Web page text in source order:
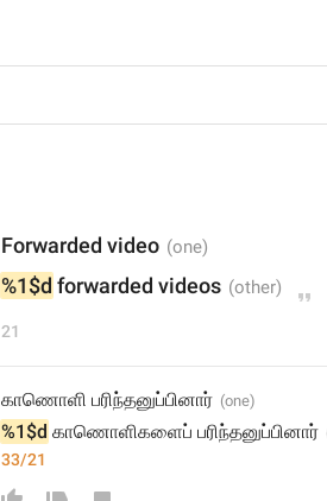
Forwarded video
%1$d forwarded videos
21
காணொளி பரிந்தனுப்பினார்
%1$d காணொளிகளைப் பரிந்தனுப்பினார்
33/21